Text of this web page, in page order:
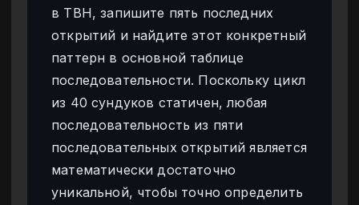
в TBH, запишите пять последних
открытий и найдите этот конкретный
паттерн в основной таблице
последовательности. Поскольку цикл
из 40 сундуков статичен, любая
последовательность из пяти
последовательных открытий является
математически достаточно
уникальной, чтобы точно определить